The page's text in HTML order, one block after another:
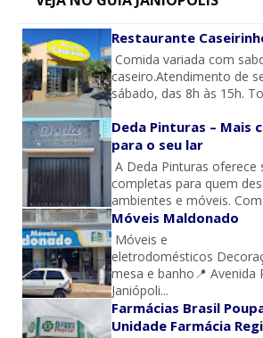
Restaurante
Comida variada com
caseiro.Atendimento de
sábado, das 8h às 15h.
Deda Pinturas – Mais
para o seu lar
A Deda Pinturas oferece
completas para quem
ambientes e móveis. Com
Móveis Maldonado
Móveis e
eletrodomésticos
mesa e banho📍 Avenida
Janiópoli...
Farmácias Brasil
Unidade Farmácia